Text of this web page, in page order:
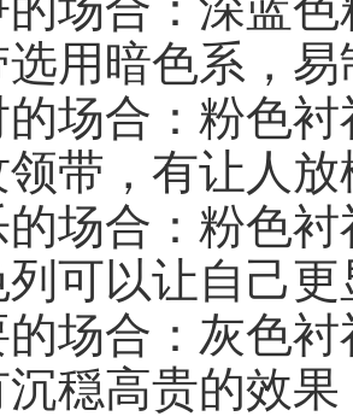
用暗色系，
合：粉色衬
领带，有让人
合：粉色衬
可以让自己
合：灰色衬
穏高贵的效